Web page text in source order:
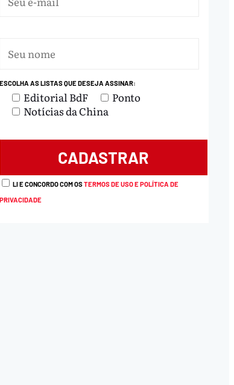
ESCOLHA AS LISTAS QUE DESEJA ASSINAR:
Editorial BdF
Ponto
Notícias da China
LI E CONCORDO COM OSTERMOS DE USO E POLÍTICA DE
PRIVACIDADE